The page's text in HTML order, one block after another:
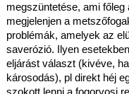
megszüntetése, ami főleg
megjelenjen a
problémák, amelyek az
saverózió. Ilyen
eljárást választ (kivéve,
károsodás), pl direkt héj